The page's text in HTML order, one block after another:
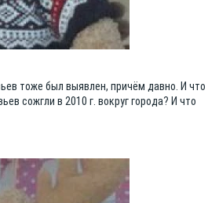
тоже был выявлен, причём давно. И что
сожгли в 2010 г. вокруг города? И что